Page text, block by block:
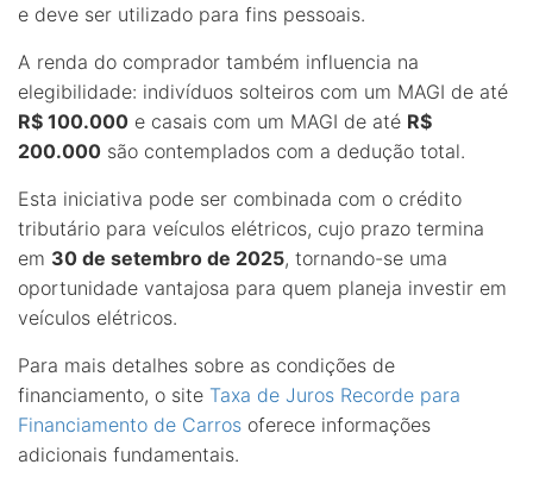
e deve ser utilizado para fins pessoais.
A renda do comprador também influencia na
elegibilidade: indivíduos solteiros com um MAGI de até
R$ 100.000 e casais com um MAGI de até R$
200.000 são contemplados com a dedução total.
Esta iniciativa pode ser combinada com o crédito
tributário para veículos elétricos, cujo prazo termina
em 30 de setembro de 2025, tornando-se uma
oportunidade vantajosa para quem planeja investir em
veículos elétricos.
Para mais detalhes sobre as condições de
financiamento, o site Taxa de Juros Recorde para
Financiamento de Carros oferece informações
adicionais fundamentais.